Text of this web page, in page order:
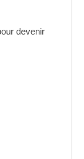
devenir